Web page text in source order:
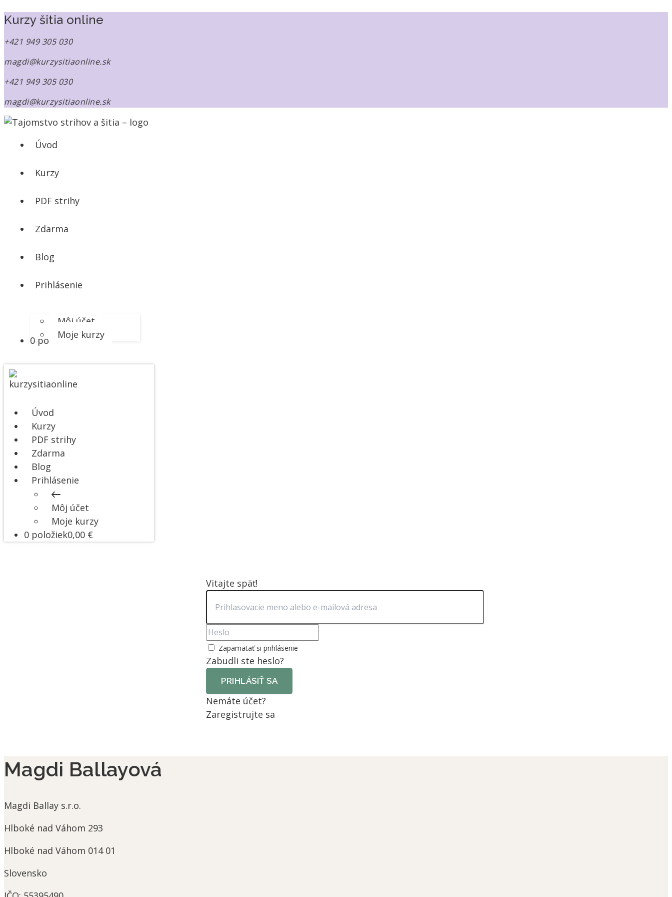
Kurzy šitia online
+421 949 305 030
magdi@kurzysitiaonline.sk
+421 949 305 030
magdi@kurzysitiaonline.sk
Úvod
Kurzy
PDF strihy
Zdarma
Blog
Prihlásenie
Môj účet
Moje kurzy
0 položiek0,00 €
Úvod
Kurzy
PDF strihy
Zdarma
Blog
Prihlásenie
Môj účet
Moje kurzy
0 položiek0,00 €
Vitajte späť!
Zapamätať si prihlásenie
Zabudli ste heslo?
PRIHLÁSIŤ SA
Nemáte účet?
Zaregistrujte sa
Magdi Ballayová
Magdi Ballay s.r.o.
Hlboké nad Váhom 293
Hlboké nad Váhom 014 01
Slovensko